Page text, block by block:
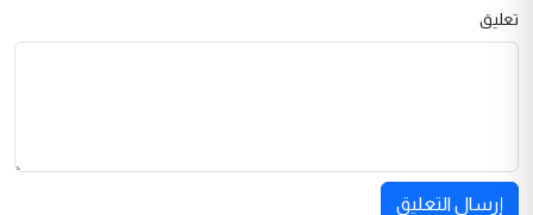
تعليق
إرسال التعليق